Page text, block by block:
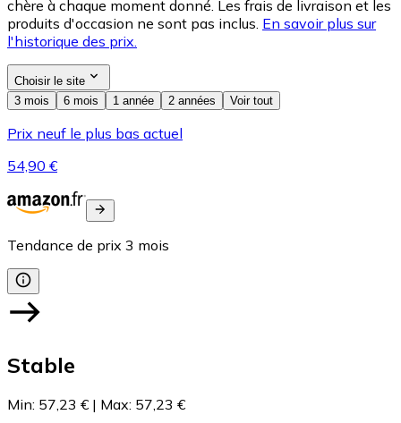
chère à chaque moment donné. Les frais de livraison et les
produits d'occasion ne sont pas inclus. En savoir plus sur
l'historique des prix.
Choisir le site
3 mois
6 mois 1 année 2 années Voir tout
Prix neuf le plus bas actuel
54,90 €
Tendance de prix 3 mois
Stable
Min: 57,23 € | Max: 57,23 €